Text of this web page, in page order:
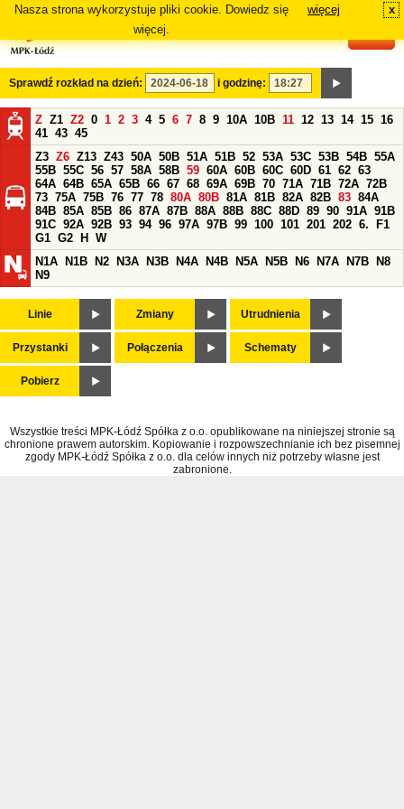
Nasza strona wykorzystuje pliki cookie. Dowiedz się
więcej.
więcej x
Sprawdź rozkład na dzień: i godzinę:
Z Z1 Z2 0 1 2 3 4 5 6 7 8 9 10A 10B 11 12 13 14 15 16
41 43 45
Z3 Z6 Z13 Z43 50A 50B 51A 51B 52 53A 53C 53B 54B 55A
55B 55C 56 57 58A 58B 59 60A 60B 60C 60D 61 62 63
64A 64B 65A 65B 66 67 68 69A 69B 70 71A 71B 72A 72B
73 75A 75B 76 77 78 80A 80B 81A 81B 82A 82B 83 84A
84B 85A 85B 86 87A 87B 88A 88B 88C 88D 89 90 91A 91B
91C 92A 92B 93 94 96 97A 97B 99 100 101 201 202 6.
F1
G1 G2 H
W
N1A
N1B N2 N3A N3B N4A N4B N5A N5B N6 N7A N7B
N8
N9
Linie Zmiany Utrudnienia
Przystanki Połączenia Schematy
Pobierz
Wszystkie treści MPK-Łódź Spółka z o.o. opublikowane na niniejszej stronie są
chronione prawem autorskim. Kopiowanie i rozpowszechnianie ich bez pisemnej
zgody MPK-Łódź Spółka z o.o. dla celów innych niż potrzeby własne jest
zabronione.